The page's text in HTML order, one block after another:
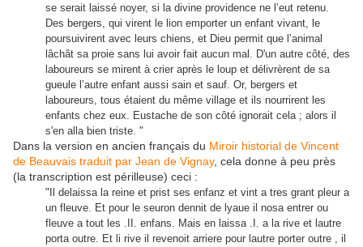
se serait laissé noyer, si la divine providence ne l’eut retenu.
Des bergers, qui virent le lion emporter un enfant vivant, le
poursuivirent avec leurs chiens, et Dieu permit que l’animal
lâchât sa proie sans lui avoir fait aucun mal. D'un autre côté, des
laboureurs se mirent à crier après le loup et délivrèrent de sa
gueule l’autre enfant aussi sain et sauf. Or, bergers et
laboureurs, tous étaient du même village et ils nourrirent les
enfants chez eux. Eustache de son côté ignorait cela ; alors il
s'en alla bien triste. "
Dans la version en ancien français du Miroir historial de Vincent
de Beauvais traduit par Jean de Vignay, cela donne à peu près
(la transcription est périlleuse) ceci :
"Il delaissa la reine et prist ses enfanz et vint a tres grant pleur a
un fleuve. Et pour le seuron dennit de lyaue il nosa entrer ou
fleuve a tout les .II. enfans. Mais en laissa .I. a la rive et lautre
porta outre. Et li rive il revenoit arriere pour lautre porter outre , il